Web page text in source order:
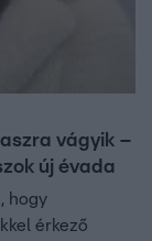
vágyik –
új évada
hogy
érkező